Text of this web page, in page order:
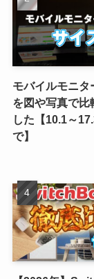
モバイルモニタ
を図や写真で比
した【10.1～
で】